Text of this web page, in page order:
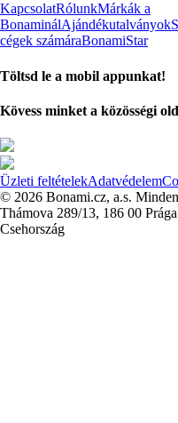
KapcsolatRólunkMárkák a
BonaminálAjándékutalványok
cégek számáraBonamiStar
Töltsd le a mobil appunkat!
Kövess minket a közösségi
Üzleti feltételekAdatvédelem
© 2026 Bonami.cz, a.s.
Thámova 289/13, 186 00 Prága
Csehország